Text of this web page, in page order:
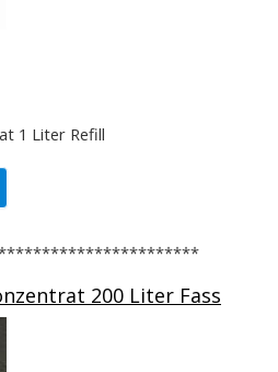
1 Liter Refill
200 Liter Fass